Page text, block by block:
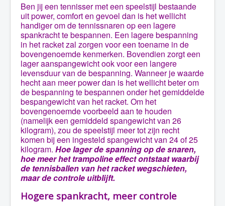
Ben jij een tennisser met een speelstijl bestaande
uit power, comfort en gevoel dan is het wellicht
handiger om de tennissnaren op een lagere
spankracht te bespannen. Een lagere bespanning
in het racket zal zorgen voor een toename in de
bovengenoemde kenmerken. Bovendien zorgt een
lager aanspangewicht ook voor een langere
levensduur van de bespanning. Wanneer je waarde
hecht aan meer power dan is het wellicht beter om
de bespanning te bespannen onder het gemiddelde
bespangewicht van het racket. Om het
bovengenoemde voorbeeld aan te houden
(namelijk een gemiddeld spangewicht van 26
kilogram), zou de speelstijl meer tot zijn recht
komen bij een ingesteld spangewicht van 24 of 25
kilogram. Hoe lager de spanning op de snaren,
hoe meer het trampoline effect ontstaat waarbij
de tennisballen van het racket wegschieten,
maar de controle uitblijft.
Hogere spankracht, meer controle